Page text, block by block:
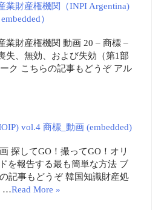
業財産権機関（INPI Argentina)
）
業財産権機関 動画 20 – 商標 –
失、無効、および失効（第1部
ク こちらの記事もどうぞ アル
vol.4 商標_動画 (embedded)
探してGO！撮ってGO！オリ
を報告する最も簡単な方法 ブ
記事もどうぞ 韓国知識財産処
…Read More »